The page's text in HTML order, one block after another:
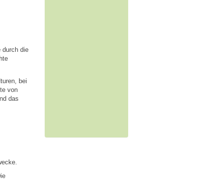
durch die
bei
von
das